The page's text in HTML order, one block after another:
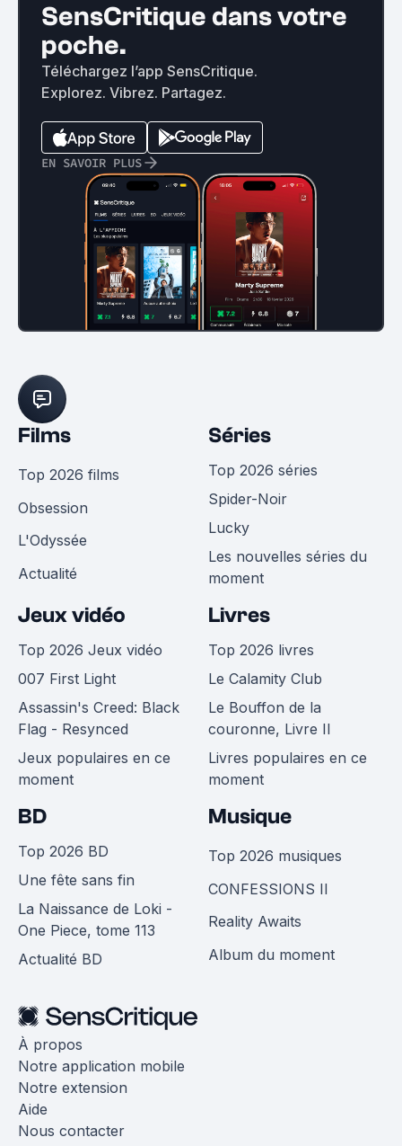
SensCritique dans votre
poche.
Téléchargez l’app SensCritique.
Explorez. Vibrez. Partagez.
EN SAVOIR PLUS
Films
Top 2026 films
Obsession
L'Odyssée
Actualité
Séries
Top 2026 séries
Spider-Noir
Lucky
Les nouvelles séries du
moment
Jeux vidéo
Top 2026 Jeux vidéo
007 First Light
Assassin's Creed: Black
Flag - Resynced
Jeux populaires en ce
moment
Livres
Top 2026 livres
Le Calamity Club
Le Bouffon de la
couronne, Livre II
Livres populaires en ce
moment
BD
Top 2026 BD
Une fête sans fin
La Naissance de Loki -
One Piece, tome 113
Actualité BD
Musique
Top 2026 musiques
CONFESSIONS II
Reality Awaits
Album du moment
À propos
Notre application mobile
Notre extension
Aide
Nous contacter